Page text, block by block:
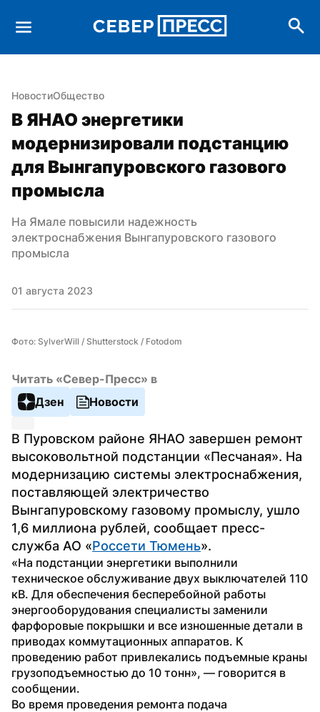
НовостиОбщество
В ЯНАО энергетики
модернизировали подстанцию
для Вынгапуровского газового
промысла
На Ямале повысили надежность
электроснабжения Вынгапуровского газового
промысла
01 августа 2023
Фото: SylverWill / Shutterstock / Fotodom
Читать «Север-Пресс» в
Дзен
Новости
В Пуровском районе ЯНАО завершен ремонт
высоковольтной подстанции «Песчаная». На
модернизацию системы электроснабжения,
поставляющей электричество
Вынгапуровскому газовому промыслу, ушло
1,6 миллиона рублей, сообщает пресс-
служба АО «Россети Тюмень».
«На подстанции энергетики выполнили
техническое обслуживание двух выключателей 110
кВ. Для обеспечения бесперебойной работы
энергооборудования специалисты заменили
фарфоровые покрышки и все изношенные детали в
приводах коммутационных аппаратов. К
проведению работ привлекались подъемные краны
грузоподъемностью до 10 тонн», — говорится в
сообщении.
Во время проведения ремонта подача